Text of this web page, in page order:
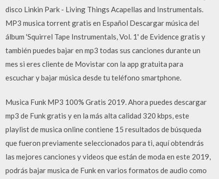
disco Linkin Park - Living Things Acapellas and Instrumentals.
MP3 musica torrent gratis en Español Descargar música del
álbum 'Squirrel Tape Instrumentals, Vol. 1' de Evidence gratis y
también puedes bajar en mp3 todas sus canciones durante un
mes si eres cliente de Movistar con la app gratuita para
escuchar y bajar música desde tu teléfono smartphone.
Musica Funk MP3 100% Gratis 2019. Ahora puedes descargar
mp3 de Funk gratis y en la más alta calidad 320 kbps, este
playlist de musica online contiene 15 resultados de búsqueda
que fueron previamente seleccionados para ti, aquí obtendrás
las mejores canciones y videos que están de moda en este 2019,
podrás bajar musica de Funk en varios formatos de audio como